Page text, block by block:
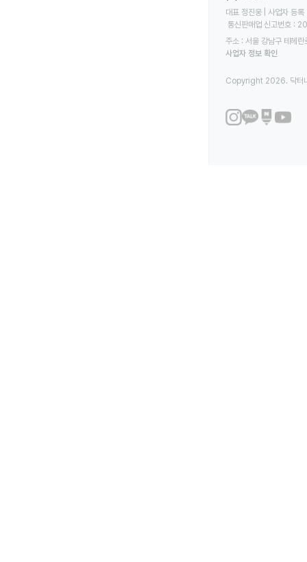
대표 정진웅 | 사업자
통신판매업 신고번호
주소 : 서울 강남구 테헤
사업자 정보 확인
Copyright 2026. 닥터